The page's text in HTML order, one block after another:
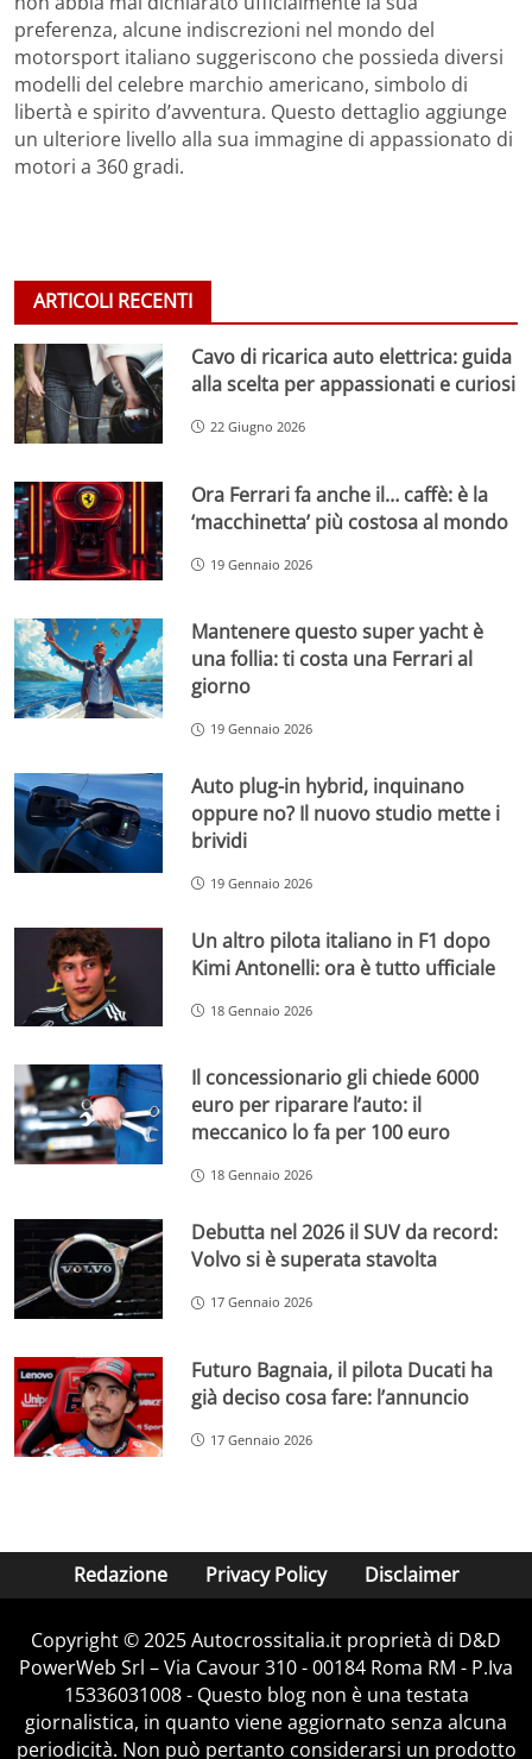
preferenza, alcune indiscrezioni nel mondo del
motorsport italiano suggeriscono che possieda diversi
modelli del celebre marchio americano, simbolo di
libertà e spirito d’avventura. Questo dettaglio aggiunge
un ulteriore livello alla sua immagine di appassionato di
motori a 360 gradi.
ARTICOLI RECENTI
Cavo di ricarica auto elettrica: guida
alla scelta per appassionati e curiosi
22 Giugno 2026
Ora Ferrari fa anche il… caffè: è la
‘macchinetta’ più costosa al mondo
19 Gennaio 2026
Mantenere questo super yacht è
una follia: ti costa una Ferrari al
giorno
19 Gennaio 2026
Auto plug-in hybrid, inquinano
oppure no? Il nuovo studio mette i
brividi
19 Gennaio 2026
Un altro pilota italiano in F1 dopo
Kimi Antonelli: ora è tutto ufficiale
18 Gennaio 2026
Il concessionario gli chiede 6000
euro per riparare l’auto: il
meccanico lo fa per 100 euro
18 Gennaio 2026
Debutta nel 2026 il SUV da record:
Volvo si è superata stavolta
17 Gennaio 2026
Futuro Bagnaia, il pilota Ducati ha
già deciso cosa fare: l’annuncio
17 Gennaio 2026
Redazione Privacy Policy Disclaimer
Copyright © 2025 Autocrossitalia.it proprietà di D&D
PowerWeb Srl – Via Cavour 310 - 00184 Roma RM - P.Iva
15336031008 - Questo blog non è una testata
giornalistica, in quanto viene aggiornato senza alcuna
periodicità. Non può pertanto considerarsi un prodotto